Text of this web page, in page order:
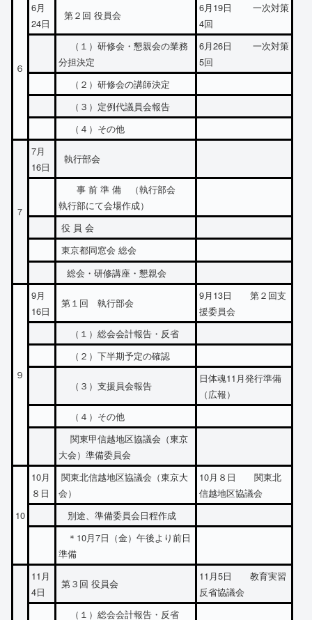
６
6月
24日
第２回 役員会
6月19日 一次対策
4回
（１）研修会・懇親会の業務
分担決定
6月26日 一次対策
5回
（２）研修会の講師決定
（３）定例代議員会報告
（４）その他
７
7月
16日
執行部会
事 前 準 備 （執行部会
執行部にて会場作成）
役 員 会
東京都同窓会 総会
総会・研修講座・懇親会
９
9月
16日
第１回 執行部会
9月13日 第２回支
援委員会
（１）総会会計報告・反省
（２）下半期予定の確認
（３）支援員会報告
日体魂11月発行準備
（広報）
（４）その他
関東甲信越地区協議会（東京
大会）準備委員会
10
10月
８日
関東北信越地区協議会（東京大
会）
10月８日 関東北
信越地区協議会
別途、準備委員会日程作成
＊10月7日（金）午後より前日
準備
11月
4日
第３回 役員会
11月5日 教育実習
反省協議会
（１）総会会計報告・反省